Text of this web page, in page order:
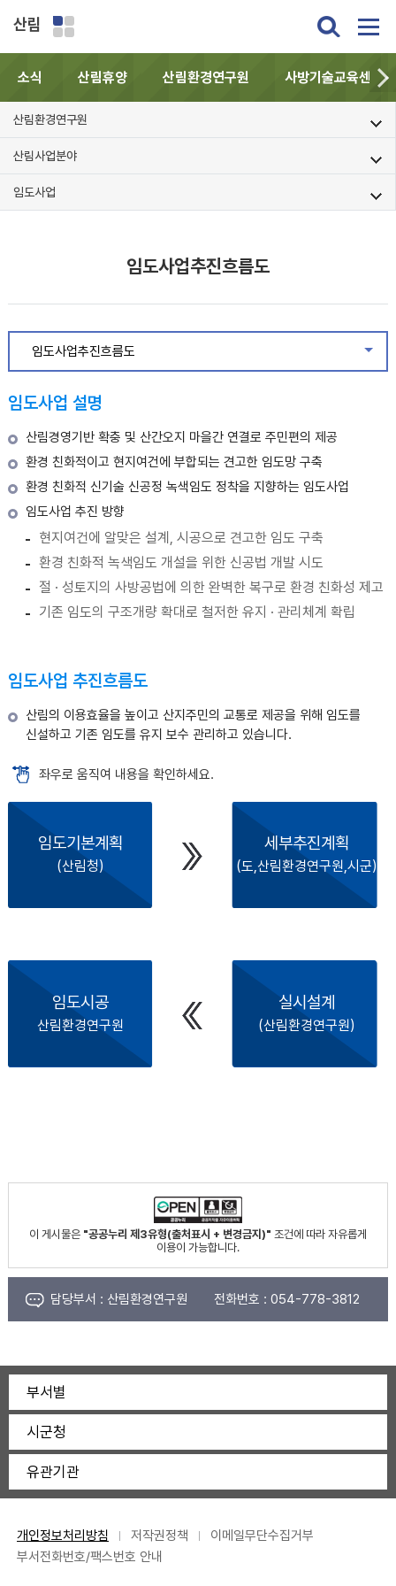
산림
소식 산림휴양 산림환경연구원 사방기술교육센터
산림환경연구원
산림사업분야
임도사업
임도사업추진흐름도
임도사업추진흐름도
임도사업 설명
산림경영기반 확충 및 산간오지 마을간 연결로 주민편의 제공
환경 친화적이고 현지여건에 부합되는 견고한 임도망 구축
환경 친화적 신기술 신공정 녹색임도 정착을 지향하는 임도사업
임도사업 추진 방향
현지여건에 알맞은 설계, 시공으로 견고한 임도 구축
환경 친화적 녹색임도 개설을 위한 신공법 개발 시도
절 · 성토지의 사방공법에 의한 완벽한 복구로 환경 친화성 제고
기존 임도의 구조개량 확대로 철저한 유지 · 관리체계 확립
임도사업 추진흐름도
산림의 이용효율을 높이고 산지주민의 교통로 제공을 위해 임도를
신설하고 기존 임도를 유지 보수 관리하고 있습니다.
좌우로 움직여 내용을 확인하세요.
임도기본계획
(산림청)
세부추진계획
(도,산림환경연구원,시군)
실시설계
(산림환경연구원)
임도시공
산림환경연구원
이 게시물은 "공공누리 제3유형(출처표시 + 변경금지)" 조건에 따라 자유롭게
이용이 가능합니다.
담당부서 : 산림환경연구원 전화번호 : 054-778-3812
부서별
시군청
유관기관
개인정보처리방침 저작권정책
이메일무단수집거부
부서전화번호/팩스번호 안내